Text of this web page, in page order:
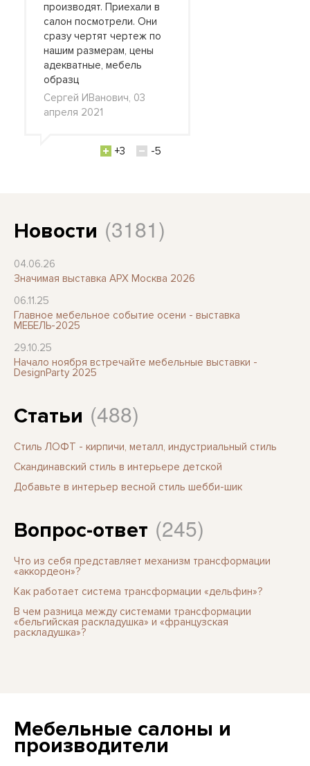
производят. Приехали в
салон посмотрели. Они
сразу чертят чертеж по
нашим размерам, цены
адекватные, мебель
образц
Сергей ИВанович, 03
апреля 2021
+3 -5
Новости (3181)
04.06.26
Значимая выставка АРХ Москва 2026
06.11.25
Главное мебельное событие осени - выставка
МЕБЕЛЬ-2025
29.10.25
Начало ноября встречайте мебельные выставки -
DesignParty 2025
Статьи (488)
Стиль ЛОФТ - кирпичи, металл, индустриальный стиль
Скандинавский стиль в интерьере детской
Добавьте в интерьер весной стиль шебби-шик
Вопрос-ответ (245)
Что из себя представляет механизм трансформации
«аккордеон»?
Как работает система трансформации «дельфин»?
В чем разница между системами трансформации
«бельгийская раскладушка» и «французская
раскладушка»?
Мебельные салоны и
производители